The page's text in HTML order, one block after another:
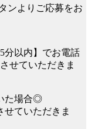
ンよりご応募をお
分以内】でお電話
せていただきま
た場合◎
せていただきま